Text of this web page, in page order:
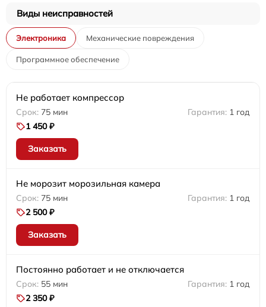
Виды неисправностей
Электроника Механические повреждения
Программное обеспечение
Не работает компрессор
75 мин
1 год
1 450 ₽
Заказать
Не морозит морозильная камера
75 мин
1 год
2 500 ₽
Заказать
Постоянно работает и не отключается
55 мин
1 год
2 350 ₽